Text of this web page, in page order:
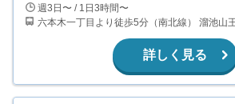
週3日〜 / 1日3時間〜
詳しく見る